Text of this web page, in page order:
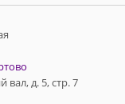
вал, д. 5, стр. 7